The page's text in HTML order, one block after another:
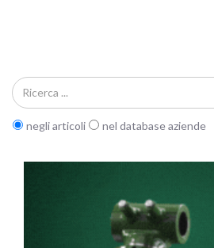
negli articoli nel database aziende